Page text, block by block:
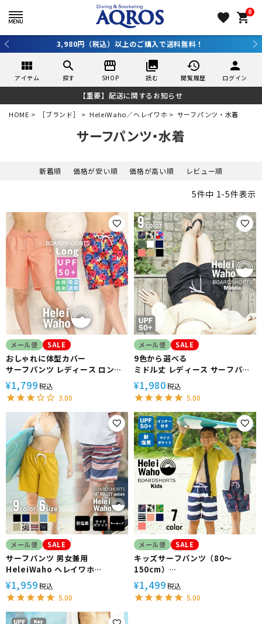
favorite 0
shopping_cart
3,980円（税込）以上のご購入で送料無料！
view_module
アイテム
search
探す
storefront
SHOP
collections
読む
history
閲覧履歴
person
ログイン
【重要】配送に関するお知らせ
HOME ［ブランド］ HeleiWaho／ヘレイワホ サーフパンツ・水着
サーフパンツ・水着
新着順 価格が安い順 価格が高い順 レビュー順
5件中 1-5件表示
メール便 SALE
おしゃれに体型カバー
サーフパンツ レディース ロング
水着 HeleiWaho ヘレイワホ ボ
ードショーツ VOLLEY ハーフパ
ンツ 大きいサイズ 水陸両用 ショ
ートパンツ フィットネス ジムウ
¥1,799税込
3.00
メール便 SALE
9色から選べる
ミドル丈 レディース サーフパン
ツ 水着 HeleiWaho ヘレイワホ
ボードショーツ VOLLEY 水陸両
用 フィットネス ジムウェア
¥1,980税込
5.00
メール便 SALE
サーフパンツ 男女兼用
HeleiWaho ヘレイワホ
VOLLEY ボードショーツ ハーフ
パンツ 大きいサイズ 水陸両用 体
型カバー
¥1,959税込
5.00
メール便 SALE
キッズサーフパンツ（80～
150cm）
男女兼用 Heleiwaho ヘレイワホ
VOLLEY 水陸 ハーフパンツ 水着
子供 インナー付き ボードショー
¥1,499税込
5.00